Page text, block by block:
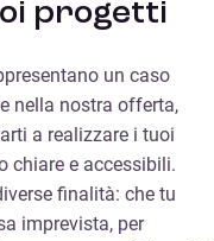
progetti
un caso
nella nostra offerta,
a realizzare i tuoi
chiare e accessibili.
finalità: che tu
imprevista, per